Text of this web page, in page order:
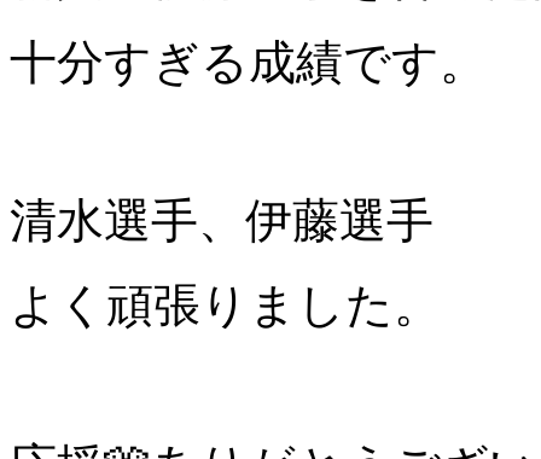
十分すぎる成績です。
清水選手、伊藤選手
よく頑張りました。